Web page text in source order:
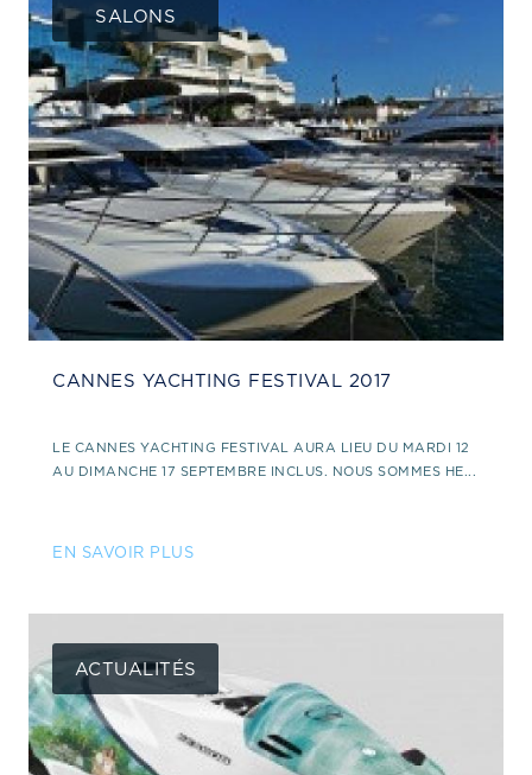
SALONS
CANNES YACHTING FESTIVAL 2017
LE CANNES YACHTING FESTIVAL AURA LIEU DU MARDI 12
AU DIMANCHE 17 SEPTEMBRE INCLUS. NOUS SOMMES HE...
EN SAVOIR PLUS
ACTUALITÉS